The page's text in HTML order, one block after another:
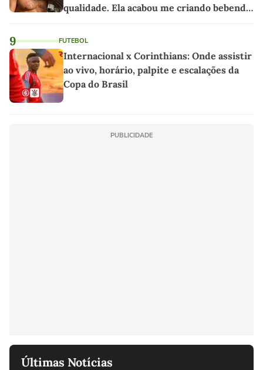
qualidade. Ela acabou me criando bebendo
9 FUTEBOL
Internacional x Corinthians: Onde assistir
ao vivo, horário, palpite e escalações da
Copa do Brasil
PUBLICIDADE
Últimas Notícias